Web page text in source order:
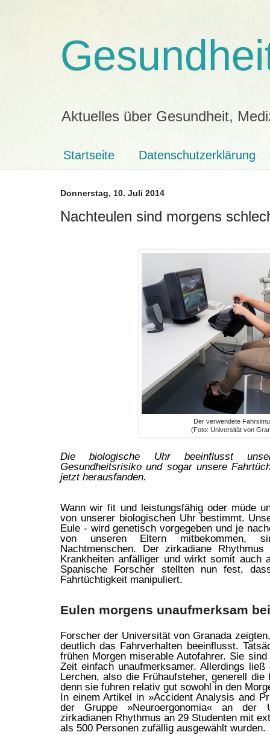
Aktuelles über Gesundheit,
Startseite Datenschutzerklärung
Donnerstag, 10. Juli 2014
Nachteulen sind morgens
Der verwendete
(Foto: Universität von
Die biologische Uhr beeinflusst
Gesundheitsrisiko und sogar unsere
jetzt herausfanden.
Wann wir fit und leistungsfähig oder müde
von unserer biologischen Uhr bestimmt.
Eule - wird genetisch vorgegeben und je
von unseren Eltern mitbekommen,
Nachtmenschen. Der zirkadiane
Krankheiten anfälliger und wirkt somit auch
Spanische Forscher stellten nun fest,
Fahrtüchtigkeit manipuliert.
Eulen morgens unaufmerksam
Forscher der Universität von Granada
deutlich das Fahrverhalten beeinflusst.
frühen Morgen miserable Autofahrer. Sie
Zeit einfach unaufmerksamer. Allerdings
Lerchen, also die Frühaufsteher, generell die
denn sie fuhren relativ gut sowohl in den
In einem Artikel in »Accident Analysis and
der Gruppe »Neuroergonomia« an der
zirkadianen Rhythmus an 29 Studenten mit
als 500 Personen zufällig ausgewählt wurden.